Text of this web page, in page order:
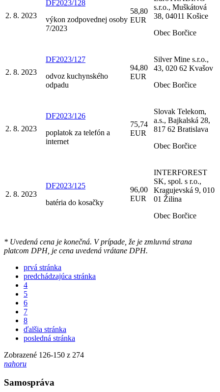
2. 8. 2023
DF2023/128
výkon zodpovednej osoby
7/2023
58,80
EUR
s.r.o., Muškátová
38, 04011 Košice
Obec Borčice
2. 8. 2023
DF2023/127
odvoz kuchynského
odpadu
94,80
EUR
Silver Mine s.r.o.,
43, 020 62 Kvašov
Obec Borčice
2. 8. 2023
DF2023/126
poplatok za telefón a
internet
75,74
EUR
Slovak Telekom,
a.s., Bajkalská 28,
817 62 Bratislava
Obec Borčice
2. 8. 2023
DF2023/125
batéria do kosačky
96,00
EUR
INTERFOREST
SK, spol. s r.o.,
Kragujevská 9, 010
01 Žilina
Obec Borčice
* Uvedená cena je konečná. V prípade, že je zmluvná strana
platcom DPH, je cena uvedená vrátane DPH.
prvá stránka
predchádzajúca stránka
4
5
6
7
8
ďalšia stránka
posledná stránka
Zobrazené 126-150 z 274
nahoru
Samospráva